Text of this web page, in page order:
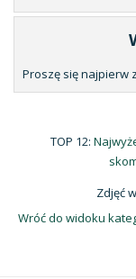
Proszę się najpierw
TOP 12:
Zdjęć
Wróć do widoku